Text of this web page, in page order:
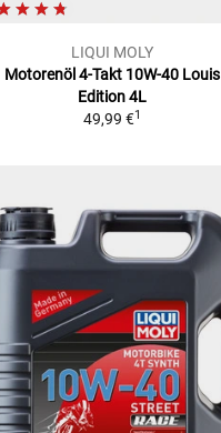
LIQUI MOLY
Motorenöl 4-Takt 10W-40 Louis
Edition 4L
49,99 €1